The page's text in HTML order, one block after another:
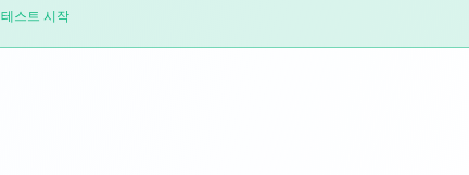
테스트 시작